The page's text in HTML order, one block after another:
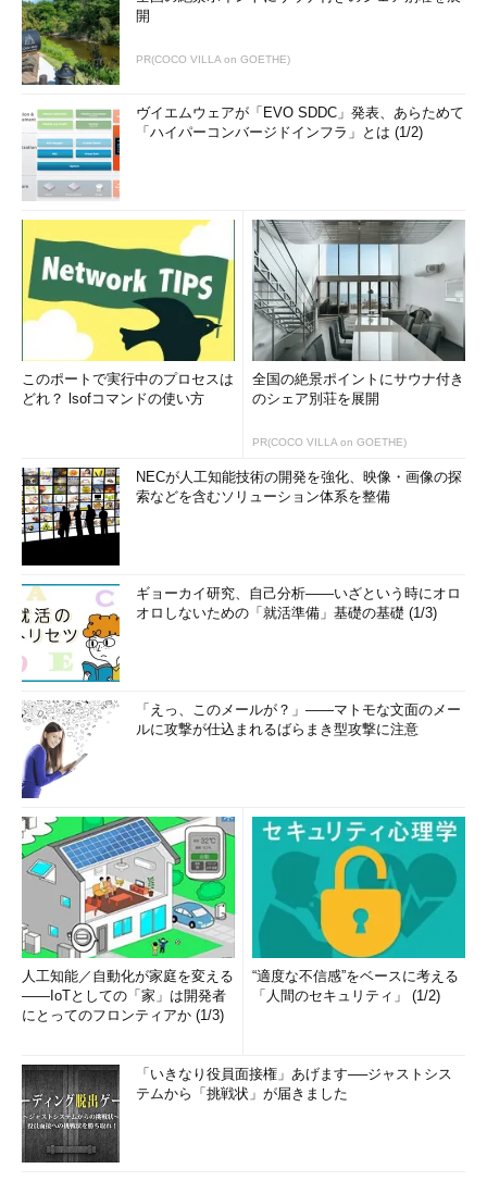
開
PR(COCO VILLA on GOETHE)
ヴイエムウェアが「EVO SDDC」発表、あらためて
「ハイパーコンバージドインフラ」とは (1/2)
このポートで実行中のプロセスは
どれ？ lsofコマンドの使い方
全国の絶景ポイントにサウナ付き
のシェア別荘を展開
PR(COCO VILLA on GOETHE)
NECが人工知能技術の開発を強化、映像・画像の探
索などを含むソリューション体系を整備
ギョーカイ研究、自己分析――いざという時にオロ
オロしないための「就活準備」基礎の基礎 (1/3)
「えっ、このメールが？」――マトモな文面のメー
ルに攻撃が仕込まれるばらまき型攻撃に注意
人工知能／自動化が家庭を変える
――IoTとしての「家」は開発者
にとってのフロンティアか (1/3)
“適度な不信感”をベースに考える
「人間のセキュリティ」 (1/2)
「いきなり役員面接権」あげます──ジャストシス
テムから「挑戦状」が届きました